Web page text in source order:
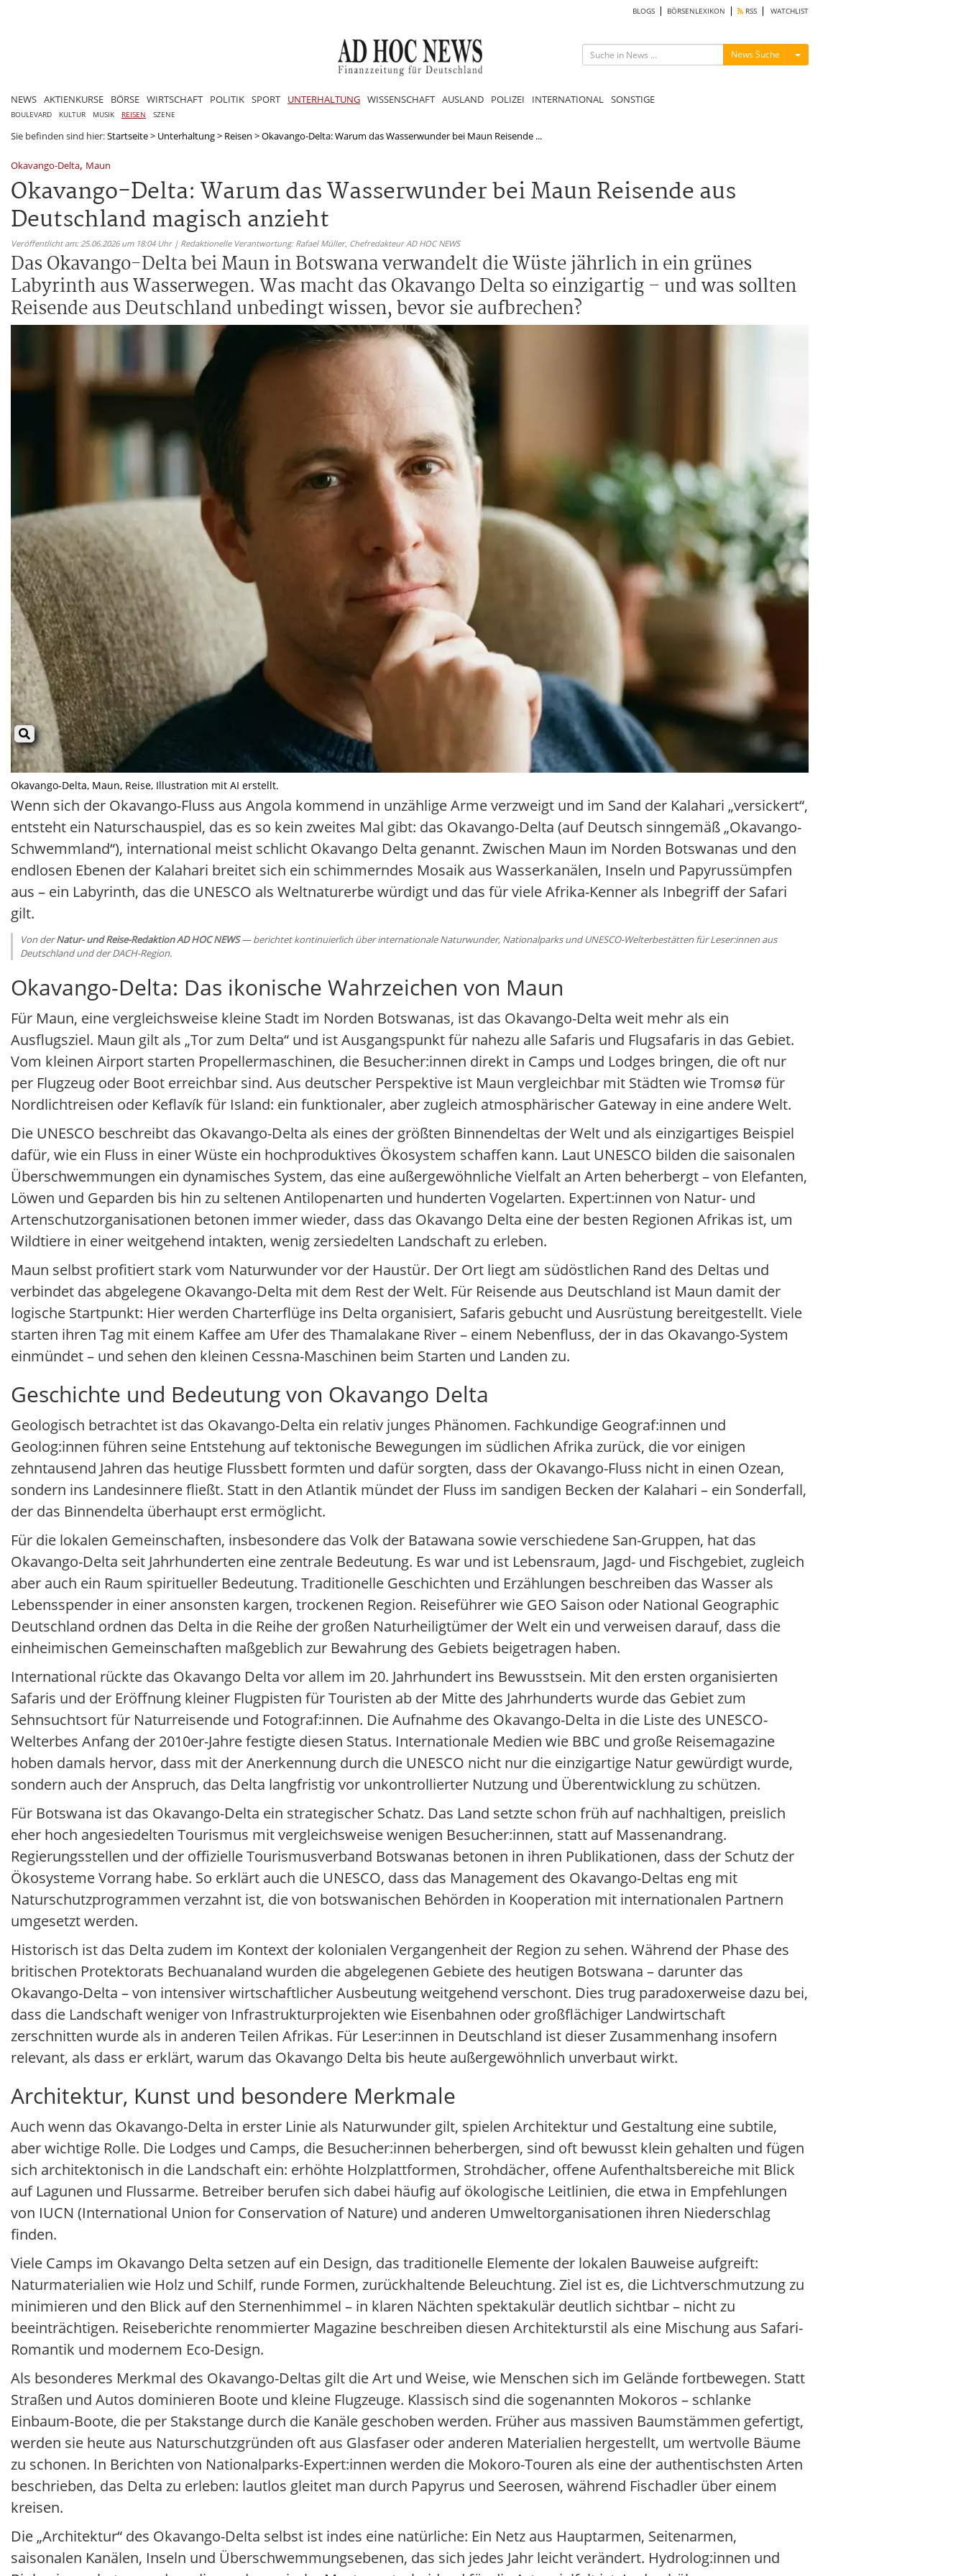
BLOGS BÖRSENLEXIKON RSS WATCHLIST
News Suche Menü ein-/ausblenden
NEWS AKTIENKURSE BÖRSE WIRTSCHAFT POLITIK SPORT UNTERHALTUNG WISSENSCHAFT AUSLAND POLIZEI INTERNATIONAL SONSTIGE
BOULEVARD KULTUR MUSIK REISEN SZENE
Sie befinden sind hier:Startseite> Unterhaltung> Reisen >Okavango-Delta: Warum das Wasserwunder bei Maun Reisende ...
Okavango-Delta, Maun
Okavango-Delta: Warum das Wasserwunder bei Maun Reisende aus
Deutschland magisch anzieht
Veröffentlicht am: 25.06.2026 um 18:04 Uhr | Redaktionelle Verantwortung: Rafael Müller, Chefredakteur AD HOC NEWS
Das Okavango-Delta bei Maun in Botswana verwandelt die Wüste jährlich in ein grünes
Labyrinth aus Wasserwegen. Was macht das Okavango Delta so einzigartig – und was sollten
Reisende aus Deutschland unbedingt wissen, bevor sie aufbrechen?
Okavango-Delta, Maun, Reise, Illustration mit AI erstellt.
Wenn sich der Okavango-Fluss aus Angola kommend in unzählige Arme verzweigt und im Sand der Kalahari „versickert“,
entsteht ein Naturschauspiel, das es so kein zweites Mal gibt: das Okavango-Delta (auf Deutsch sinngemäß „Okavango-
Schwemmland“), international meist schlicht Okavango Delta genannt. Zwischen Maun im Norden Botswanas und den
endlosen Ebenen der Kalahari breitet sich ein schimmerndes Mosaik aus Wasserkanälen, Inseln und Papyrussümpfen
aus – ein Labyrinth, das die UNESCO als Weltnaturerbe würdigt und das für viele Afrika-Kenner als Inbegriff der Safari
gilt.
Von derNatur- und Reise-Redaktion AD HOC NEWS— berichtet kontinuierlich über internationale Naturwunder, Nationalparks und UNESCO-Welterbestätten für Leser:innen aus
Deutschland und der DACH-Region.
Okavango-Delta: Das ikonische Wahrzeichen von Maun
Für Maun, eine vergleichsweise kleine Stadt im Norden Botswanas, ist das Okavango-Delta weit mehr als ein
Ausflugsziel. Maun gilt als „Tor zum Delta“ und ist Ausgangspunkt für nahezu alle Safaris und Flugsafaris in das Gebiet.
Vom kleinen Airport starten Propellermaschinen, die Besucher:innen direkt in Camps und Lodges bringen, die oft nur
per Flugzeug oder Boot erreichbar sind. Aus deutscher Perspektive ist Maun vergleichbar mit Städten wie Tromsø für
Nordlichtreisen oder Keflavík für Island: ein funktionaler, aber zugleich atmosphärischer Gateway in eine andere Welt.
Die UNESCO beschreibt das Okavango-Delta als eines der größten Binnendeltas der Welt und als einzigartiges Beispiel
dafür, wie ein Fluss in einer Wüste ein hochproduktives Ökosystem schaffen kann. Laut UNESCO bilden die saisonalen
Überschwemmungen ein dynamisches System, das eine außergewöhnliche Vielfalt an Arten beherbergt – von Elefanten,
Löwen und Geparden bis hin zu seltenen Antilopenarten und hunderten Vogelarten. Expert:innen von Natur- und
Artenschutzorganisationen betonen immer wieder, dass das Okavango Delta eine der besten Regionen Afrikas ist, um
Wildtiere in einer weitgehend intakten, wenig zersiedelten Landschaft zu erleben.
Maun selbst profitiert stark vom Naturwunder vor der Haustür. Der Ort liegt am südöstlichen Rand des Deltas und
verbindet das abgelegene Okavango-Delta mit dem Rest der Welt. Für Reisende aus Deutschland ist Maun damit der
logische Startpunkt: Hier werden Charterflüge ins Delta organisiert, Safaris gebucht und Ausrüstung bereitgestellt. Viele
starten ihren Tag mit einem Kaffee am Ufer des Thamalakane River – einem Nebenfluss, der in das Okavango-System
einmündet – und sehen den kleinen Cessna-Maschinen beim Starten und Landen zu.
Geschichte und Bedeutung von Okavango Delta
Geologisch betrachtet ist das Okavango-Delta ein relativ junges Phänomen. Fachkundige Geograf:innen und
Geolog:innen führen seine Entstehung auf tektonische Bewegungen im südlichen Afrika zurück, die vor einigen
zehntausend Jahren das heutige Flussbett formten und dafür sorgten, dass der Okavango-Fluss nicht in einen Ozean,
sondern ins Landesinnere fließt. Statt in den Atlantik mündet der Fluss im sandigen Becken der Kalahari – ein Sonderfall,
der das Binnendelta überhaupt erst ermöglicht.
Für die lokalen Gemeinschaften, insbesondere das Volk der Batawana sowie verschiedene San-Gruppen, hat das
Okavango-Delta seit Jahrhunderten eine zentrale Bedeutung. Es war und ist Lebensraum, Jagd- und Fischgebiet, zugleich
aber auch ein Raum spiritueller Bedeutung. Traditionelle Geschichten und Erzählungen beschreiben das Wasser als
Lebensspender in einer ansonsten kargen, trockenen Region. Reiseführer wie GEO Saison oder National Geographic
Deutschland ordnen das Delta in die Reihe der großen Naturheiligtümer der Welt ein und verweisen darauf, dass die
einheimischen Gemeinschaften maßgeblich zur Bewahrung des Gebiets beigetragen haben.
International rückte das Okavango Delta vor allem im 20. Jahrhundert ins Bewusstsein. Mit den ersten organisierten
Safaris und der Eröffnung kleiner Flugpisten für Touristen ab der Mitte des Jahrhunderts wurde das Gebiet zum
Sehnsuchtsort für Naturreisende und Fotograf:innen. Die Aufnahme des Okavango-Delta in die Liste des UNESCO-
Welterbes Anfang der 2010er-Jahre festigte diesen Status. Internationale Medien wie BBC und große Reisemagazine
hoben damals hervor, dass mit der Anerkennung durch die UNESCO nicht nur die einzigartige Natur gewürdigt wurde,
sondern auch der Anspruch, das Delta langfristig vor unkontrollierter Nutzung und Überentwicklung zu schützen.
Für Botswana ist das Okavango-Delta ein strategischer Schatz. Das Land setzte schon früh auf nachhaltigen, preislich
eher hoch angesiedelten Tourismus mit vergleichsweise wenigen Besucher:innen, statt auf Massenandrang.
Regierungsstellen und der offizielle Tourismusverband Botswanas betonen in ihren Publikationen, dass der Schutz der
Ökosysteme Vorrang habe. So erklärt auch die UNESCO, dass das Management des Okavango-Deltas eng mit
Naturschutzprogrammen verzahnt ist, die von botswanischen Behörden in Kooperation mit internationalen Partnern
umgesetzt werden.
Historisch ist das Delta zudem im Kontext der kolonialen Vergangenheit der Region zu sehen. Während der Phase des
britischen Protektorats Bechuanaland wurden die abgelegenen Gebiete des heutigen Botswana – darunter das
Okavango-Delta – von intensiver wirtschaftlicher Ausbeutung weitgehend verschont. Dies trug paradoxerweise dazu bei,
dass die Landschaft weniger von Infrastrukturprojekten wie Eisenbahnen oder großflächiger Landwirtschaft
zerschnitten wurde als in anderen Teilen Afrikas. Für Leser:innen in Deutschland ist dieser Zusammenhang insofern
relevant, als dass er erklärt, warum das Okavango Delta bis heute außergewöhnlich unverbaut wirkt.
Architektur, Kunst und besondere Merkmale
Auch wenn das Okavango-Delta in erster Linie als Naturwunder gilt, spielen Architektur und Gestaltung eine subtile,
aber wichtige Rolle. Die Lodges und Camps, die Besucher:innen beherbergen, sind oft bewusst klein gehalten und fügen
sich architektonisch in die Landschaft ein: erhöhte Holzplattformen, Strohdächer, offene Aufenthaltsbereiche mit Blick
auf Lagunen und Flussarme. Betreiber berufen sich dabei häufig auf ökologische Leitlinien, die etwa in Empfehlungen
von IUCN (International Union for Conservation of Nature) und anderen Umweltorganisationen ihren Niederschlag
finden.
Viele Camps im Okavango Delta setzen auf ein Design, das traditionelle Elemente der lokalen Bauweise aufgreift:
Naturmaterialien wie Holz und Schilf, runde Formen, zurückhaltende Beleuchtung. Ziel ist es, die Lichtverschmutzung zu
minimieren und den Blick auf den Sternenhimmel – in klaren Nächten spektakulär deutlich sichtbar – nicht zu
beeinträchtigen. Reiseberichte renommierter Magazine beschreiben diesen Architekturstil als eine Mischung aus Safari-
Romantik und modernem Eco-Design.
Als besonderes Merkmal des Okavango-Deltas gilt die Art und Weise, wie Menschen sich im Gelände fortbewegen. Statt
Straßen und Autos dominieren Boote und kleine Flugzeuge. Klassisch sind die sogenannten Mokoros – schlanke
Einbaum-Boote, die per Stakstange durch die Kanäle geschoben werden. Früher aus massiven Baumstämmen gefertigt,
werden sie heute aus Naturschutzgründen oft aus Glasfaser oder anderen Materialien hergestellt, um wertvolle Bäume
zu schonen. In Berichten von Nationalparks-Expert:innen werden die Mokoro-Touren als eine der authentischsten Arten
beschrieben, das Delta zu erleben: lautlos gleitet man durch Papyrus und Seerosen, während Fischadler über einem
kreisen.
Die „Architektur“ des Okavango-Delta selbst ist indes eine natürliche: Ein Netz aus Hauptarmen, Seitenarmen,
saisonalen Kanälen, Inseln und Überschwemmungsebenen, das sich jedes Jahr leicht verändert. Hydrolog:innen und